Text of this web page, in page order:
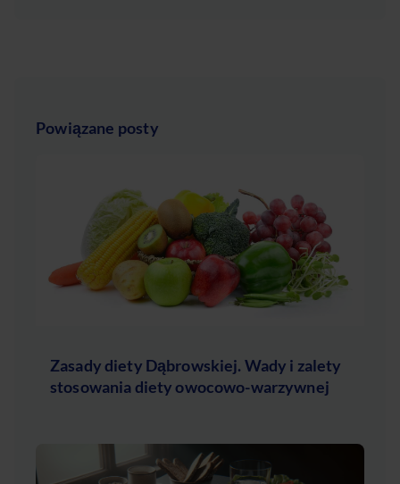
Powiązane posty
Zasady diety Dąbrowskiej. Wady i zalety
stosowania diety owocowo-warzywnej